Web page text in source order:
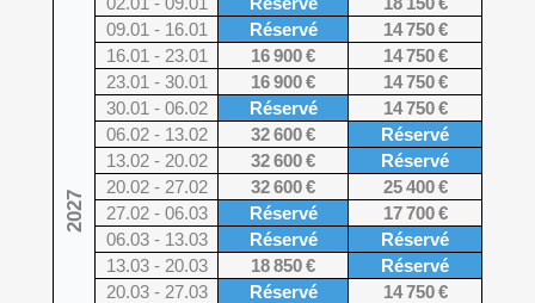
2027
09.01 - 16.01
Réservé
14 750 €
16.01 - 23.01
16 900 €
14 750 €
23.01 - 30.01
16 900 €
14 750 €
30.01 - 06.02
Réservé
14 750 €
06.02 - 13.02
32 600 €
Réservé
13.02 - 20.02
32 600 €
Réservé
20.02 - 27.02
32 600 €
25 400 €
27.02 - 06.03
Réservé
17 700 €
06.03 - 13.03
Réservé
Réservé
13.03 - 20.03
18 850 €
Réservé
20.03 - 27.03
Réservé
14 750 €